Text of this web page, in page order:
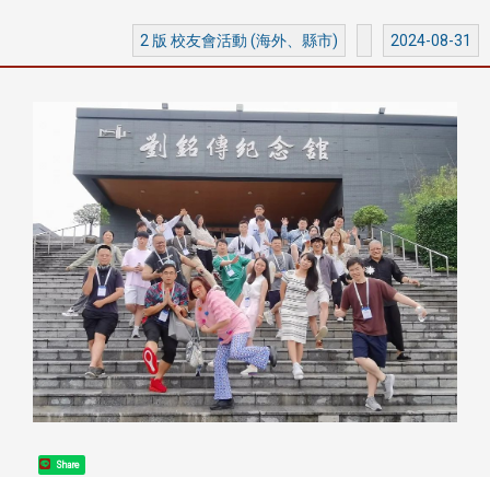
2 版 校友會活動 (海外、縣市) 2024-08-31
Share